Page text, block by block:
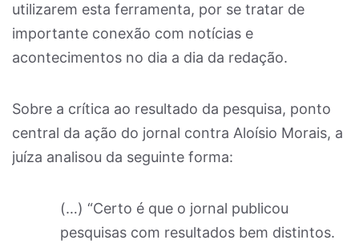
utilizarem esta ferramenta, por se tratar de
importante conexão com notícias e
acontecimentos no dia a dia da redação.
Sobre a crítica ao resultado da pesquisa, ponto
central da ação do jornal contra Aloísio Morais, a
juíza analisou da seguinte forma:
(…) “Certo é que o jornal publicou
pesquisas com resultados bem distintos.